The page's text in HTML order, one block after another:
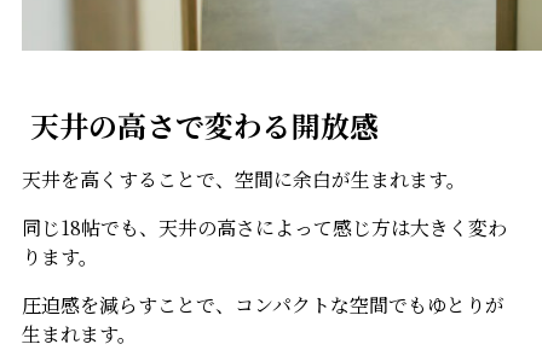
天井の高さで変わる開放感
天井を高くすることで、空間に余白が生まれます。
同じ18帖でも、天井の高さによって感じ方は大きく変わ
ります。
圧迫感を減らすことで、コンパクトな空間でもゆとりが
生まれます。